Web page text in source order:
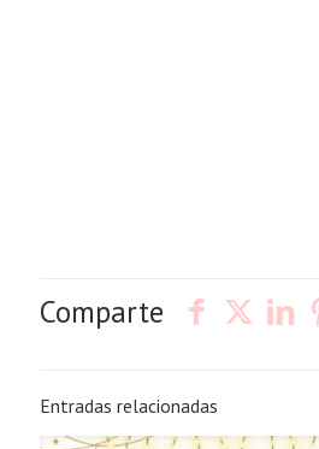
Comparte
Entradas relacionadas